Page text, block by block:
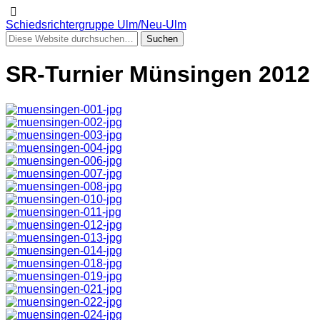
Schiedsrichtergruppe Ulm/Neu-Ulm
SR-Turnier Münsingen 2012